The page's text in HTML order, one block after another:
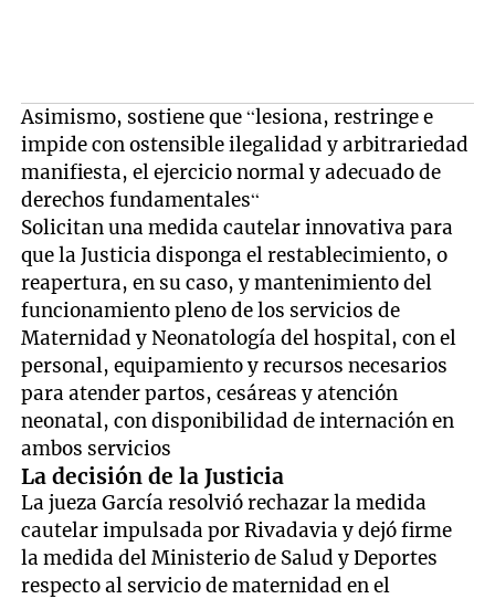
Asimismo, sostiene que “lesiona, restringe e
impide con ostensible ilegalidad y arbitrariedad
manifiesta, el ejercicio normal y adecuado de
derechos fundamentales“
Solicitan una medida cautelar innovativa para
que la Justicia disponga el restablecimiento, o
reapertura, en su caso, y mantenimiento del
funcionamiento pleno de los servicios de
Maternidad y Neonatología del hospital, con el
personal, equipamiento y recursos necesarios
para atender partos, cesáreas y atención
neonatal, con disponibilidad de internación en
ambos servicios
La decisión de la Justicia
La jueza García resolvió rechazar la medida
cautelar impulsada por Rivadavia y dejó firme
la medida del Ministerio de Salud y Deportes
respecto al servicio de maternidad en el